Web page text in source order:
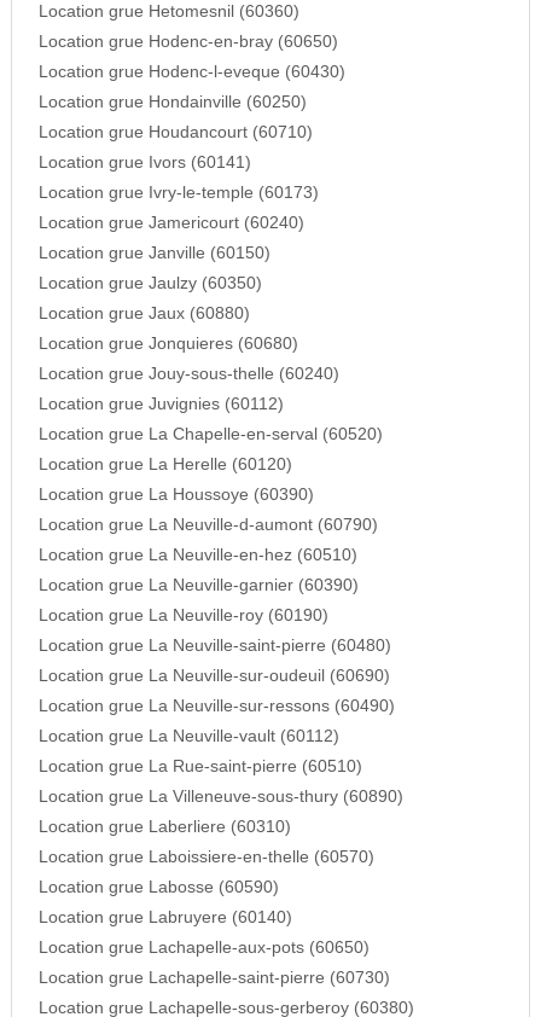
Location grue Hetomesnil (60360)
Location grue Hodenc-en-bray (60650)
Location grue Hodenc-l-eveque (60430)
Location grue Hondainville (60250)
Location grue Houdancourt (60710)
Location grue Ivors (60141)
Location grue Ivry-le-temple (60173)
Location grue Jamericourt (60240)
Location grue Janville (60150)
Location grue Jaulzy (60350)
Location grue Jaux (60880)
Location grue Jonquieres (60680)
Location grue Jouy-sous-thelle (60240)
Location grue Juvignies (60112)
Location grue La Chapelle-en-serval (60520)
Location grue La Herelle (60120)
Location grue La Houssoye (60390)
Location grue La Neuville-d-aumont (60790)
Location grue La Neuville-en-hez (60510)
Location grue La Neuville-garnier (60390)
Location grue La Neuville-roy (60190)
Location grue La Neuville-saint-pierre (60480)
Location grue La Neuville-sur-oudeuil (60690)
Location grue La Neuville-sur-ressons (60490)
Location grue La Neuville-vault (60112)
Location grue La Rue-saint-pierre (60510)
Location grue La Villeneuve-sous-thury (60890)
Location grue Laberliere (60310)
Location grue Laboissiere-en-thelle (60570)
Location grue Labosse (60590)
Location grue Labruyere (60140)
Location grue Lachapelle-aux-pots (60650)
Location grue Lachapelle-saint-pierre (60730)
Location grue Lachapelle-sous-gerberoy (60380)